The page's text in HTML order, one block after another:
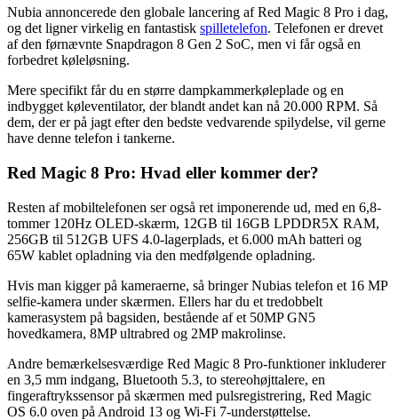
Nubia annoncerede den globale lancering af Red Magic 8 Pro i dag,
og det ligner virkelig en fantastisk spilletelefon. Telefonen er drevet
af den førnævnte Snapdragon 8 Gen 2 SoC, men vi får også en
forbedret køleløsning.
Mere specifikt får du en større dampkammerkøleplade og en
indbygget køleventilator, der blandt andet kan nå 20.000 RPM. Så
dem, der er på jagt efter den bedste vedvarende spilydelse, vil gerne
have denne telefon i tankerne.
Red Magic 8 Pro: Hvad eller kommer der?
Resten af mobiltelefonen ser også ret imponerende ud, med en 6,8-
tommer 120Hz OLED-skærm, 12GB til 16GB LPDDR5X RAM,
256GB til 512GB UFS 4.0-lagerplads, et 6.000 mAh batteri og
65W kablet opladning via den medfølgende opladning.
Hvis man kigger på kameraerne, så bringer Nubias telefon et 16 MP
selfie-kamera under skærmen. Ellers har du et tredobbelt
kamerasystem på bagsiden, bestående af et 50MP GN5
hovedkamera, 8MP ultrabred og 2MP makrolinse.
Andre bemærkelsesværdige Red Magic 8 Pro-funktioner inkluderer
en 3,5 mm indgang, Bluetooth 5.3, to stereohøjttalere, en
fingeraftrykssensor på skærmen med pulsregistrering, Red Magic
OS 6.0 oven på Android 13 og Wi-Fi 7-understøttelse.